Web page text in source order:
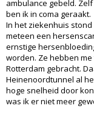
ambulance gebeld.
ben ik in coma geraakt.
In het ziekenhuis
meteen een
ernstige
worden. Ze hebben
Rotterdam gebracht.
Heinenoordtunnel al
hoge snelheid door
was ik er niet meer